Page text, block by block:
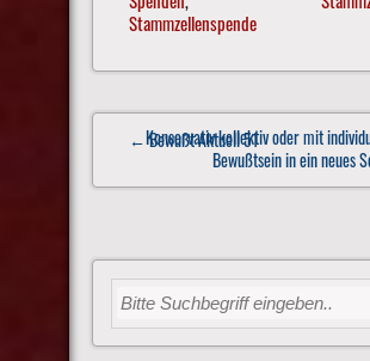
Stammzellenspende
Post
navigation
← Bewußt Aktuell 51
Konservativ kollektiv oder mit
Bewußtsein in ein neues